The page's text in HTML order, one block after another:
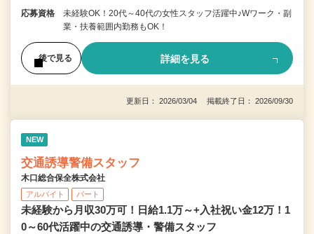
応募資格
未経験OK！20代～40代の女性スタッフ活躍中♪Wワーク・副
業・扶養範囲内勤務もOK！
後で見る 詳細を見る
更新日： 2026/03/04 掲載終了日： 2026/09/30
NEW
交通誘導警備スタッフ
木口総合保全株式会社
アルバイト パート
未経験から月収30万可！日給1.1万～+入社祝い金12万！1
0～60代活躍中の交通誘導・警備スタッフ